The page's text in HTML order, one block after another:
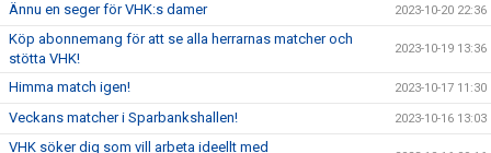
Ännu en seger för VHK:s damer 2023-10-20 22:36
Köp abonnemang för att se alla herrarnas matcher och
stötta VHK!
2023-10-19 13:36
Himma match igen! 2023-10-17 11:30
Veckans matcher i Sparbankshallen! 2023-10-16 13:03
VHK söker dig som vill arbeta ideellt med